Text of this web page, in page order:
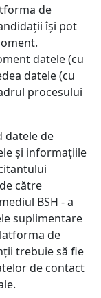
de
își pot
datele (cu
datele (cu
procesului
datele de
și informațiile
către
BSH - a
suplimentare
de
trebuie să fie
de contact